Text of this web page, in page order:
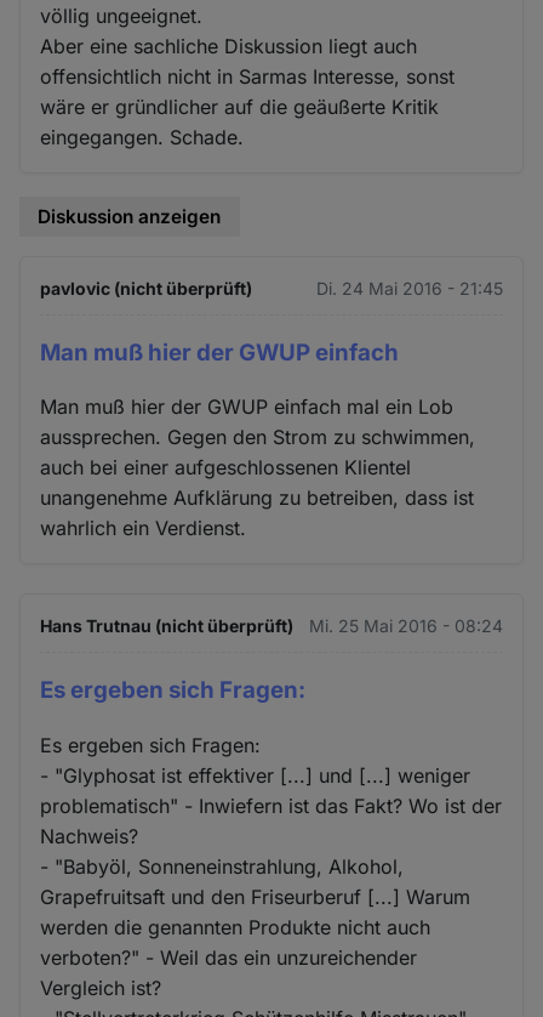
völlig ungeeignet.
Aber eine sachliche Diskussion liegt auch
offensichtlich nicht in Sarmas Interesse, sonst
wäre er gründlicher auf die geäußerte Kritik
eingegangen. Schade.
Diskussion anzeigen
pavlovic (nicht überprüft) Di. 24 Mai 2016 - 21:45
Man muß hier der GWUP einfach
Man muß hier der GWUP einfach mal ein Lob
aussprechen. Gegen den Strom zu schwimmen,
auch bei einer aufgeschlossenen Klientel
unangenehme Aufklärung zu betreiben, dass ist
wahrlich ein Verdienst.
Hans Trutnau (nicht überprüft) Mi. 25 Mai 2016 - 08:24
Es ergeben sich Fragen:
Es ergeben sich Fragen:
- "Glyphosat ist effektiver [...] und [...] weniger
problematisch" - Inwiefern ist das Fakt? Wo ist der
Nachweis?
- "Babyöl, Sonneneinstrahlung, Alkohol,
Grapefruitsaft und den Friseurberuf [...] Warum
werden die genannten Produkte nicht auch
verboten?" - Weil das ein unzureichender
Vergleich ist?